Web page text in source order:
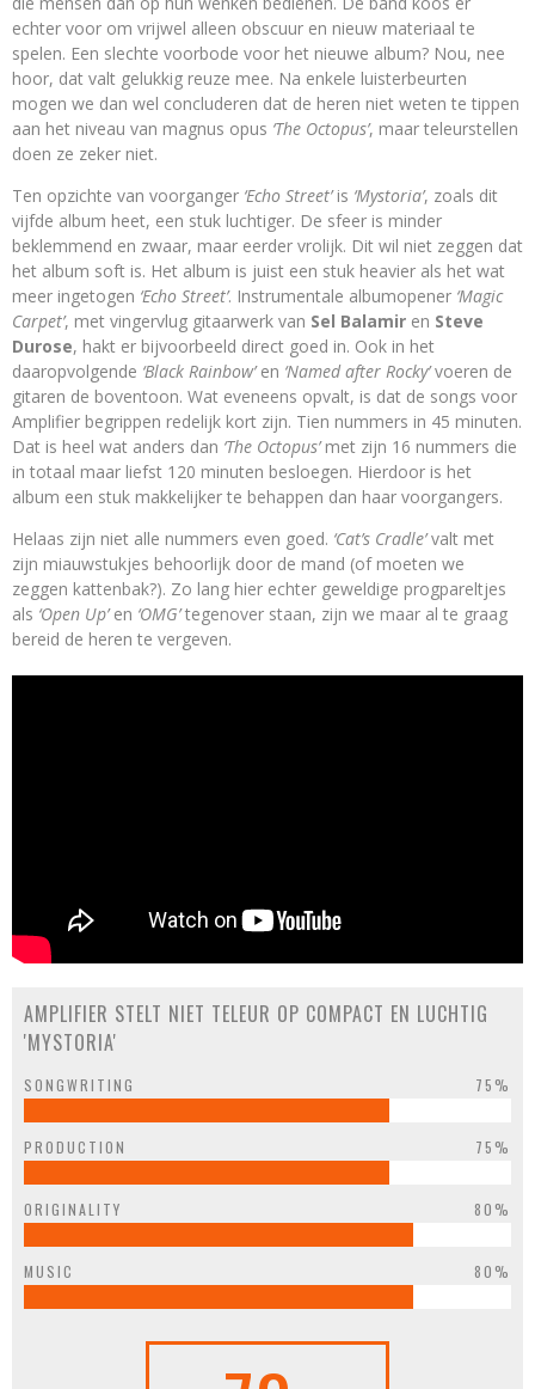
echter voor om vrijwel alleen obscuur en nieuw materiaal te
spelen. Een slechte voorbode voor het nieuwe album? Nou, nee
hoor, dat valt gelukkig reuze mee. Na enkele luisterbeurten
mogen we dan wel concluderen dat de heren niet weten te tippen
aan het niveau van magnus opus ‘The Octopus’, maar teleurstellen
doen ze zeker niet.
Ten opzichte van voorganger ‘Echo Street’is ‘Mystoria’, zoals dit
vijfde album heet, een stuk luchtiger. De sfeer is minder
beklemmend en zwaar, maar eerder vrolijk. Dit wil niet zeggen dat
het album soft is. Het album is juist een stuk heavier als het wat
meer ingetogen ‘Echo Street’. Instrumentale albumopener ‘Magic
Carpet’, met vingervlug gitaarwerk van Sel Balamir en Steve
Durose, hakt er bijvoorbeeld direct goed in. Ook in het
daaropvolgende ‘Black Rainbow’en ‘Named after Rocky’voeren de
gitaren de boventoon. Wat eveneens opvalt, is dat de songs voor
Amplifier begrippen redelijk kort zijn. Tien nummers in 45 minuten.
Dat is heel wat anders dan ‘The Octopus’met zijn 16 nummers die
in totaal maar liefst 120 minuten besloegen. Hierdoor is het
album een stuk makkelijker te behappen dan haar voorgangers.
Helaas zijn niet alle nummers even goed. ‘Cat’s Cradle’valt met
zijn miauwstukjes behoorlijk door de mand (of moeten we
zeggen kattenbak?). Zo lang hier echter geweldige progpareltjes
als ‘Open Up’en ‘OMG’tegenover staan, zijn we maar al te graag
bereid de heren te vergeven.
AMPLIFIER STELT NIET TELEUR OP COMPACT EN LUCHTIG
'MYSTORIA'
SONGWRITING 75%
PRODUCTION 75%
ORIGINALITY 80%
MUSIC 80%